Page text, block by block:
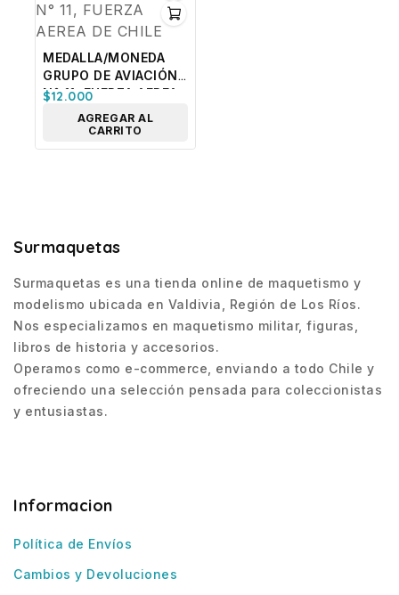
MEDALLA/MONEDA
GRUPO DE AVIACIÓN
N° 11, FUERZA AEREA
DE CHILE
$12.000
AGREGAR AL
CARRITO
Surmaquetas
Surmaquetas es una tienda online de maquetismo y
modelismo ubicada en Valdivia, Región de Los Ríos.
Nos especializamos en maquetismo militar, figuras,
libros de historia y accesorios.
Operamos como e-commerce, enviando a todo Chile y
ofreciendo una selección pensada para coleccionistas
y entusiastas.
Informacion
Política de Envíos
Cambios y Devoluciones